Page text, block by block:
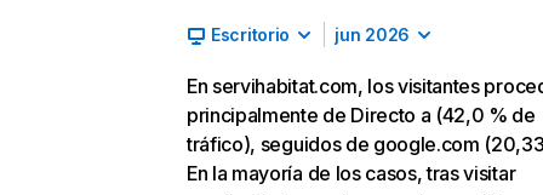
Escritorio jun 2026
En servihabitat.com, los visitantes
principalmente de Directo a (42,0 % de
tráfico), seguidos de google.com
En la mayoría de los casos, tras visitar